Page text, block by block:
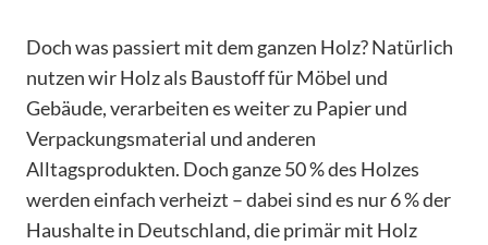
Doch was passiert mit dem ganzen Holz? Natürlich
nutzen wir Holz als Baustoff für Möbel und
Gebäude, verarbeiten es weiter zu Papier und
Verpackungsmaterial und anderen
Alltagsprodukten. Doch ganze 50 % des Holzes
werden einfach verheizt – dabei sind es nur 6 % der
Haushalte in Deutschland, die primär mit Holz